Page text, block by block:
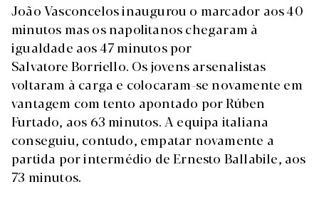
João Vasconcelos inaugurou o marcador aos 40
minutos mas os napolitanos chegaram à
igualdade aos 47 minutos por
Salvatore Borriello. Os jovens arsenalistas
voltaram à carga e colocaram-se novamente em
vantagem com tento apontado por Rúben
Furtado, aos 63 minutos. A equipa italiana
conseguiu, contudo, empatar novamente a
partida por intermédio de Ernesto Ballabile, aos
73 minutos.